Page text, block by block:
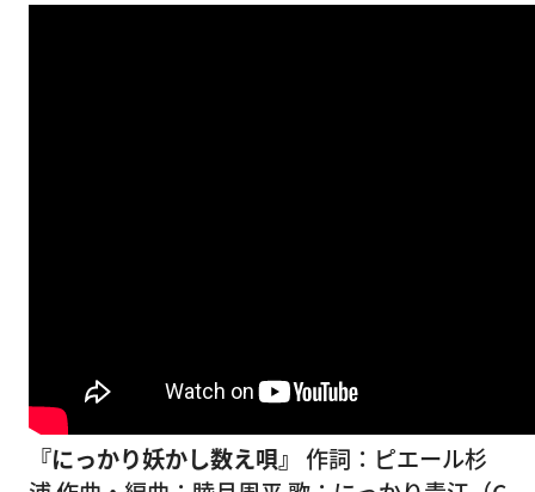
『にっかり妖かし数え唄』 作詞：ピエール杉